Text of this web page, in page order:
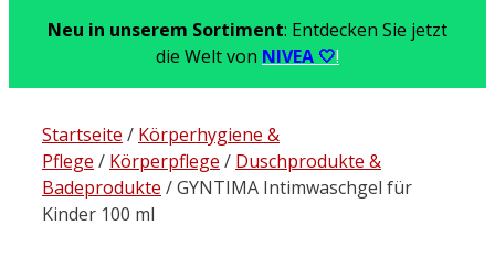
Neu in unserem Sortiment: Entdecken Sie jetzt
die Welt von NIVEA 🤍!
Startseite / Körperhygiene &
Pflege / Körperpflege / Duschprodukte &
Badeprodukte / GYNTIMA Intimwaschgel für
Kinder 100 ml